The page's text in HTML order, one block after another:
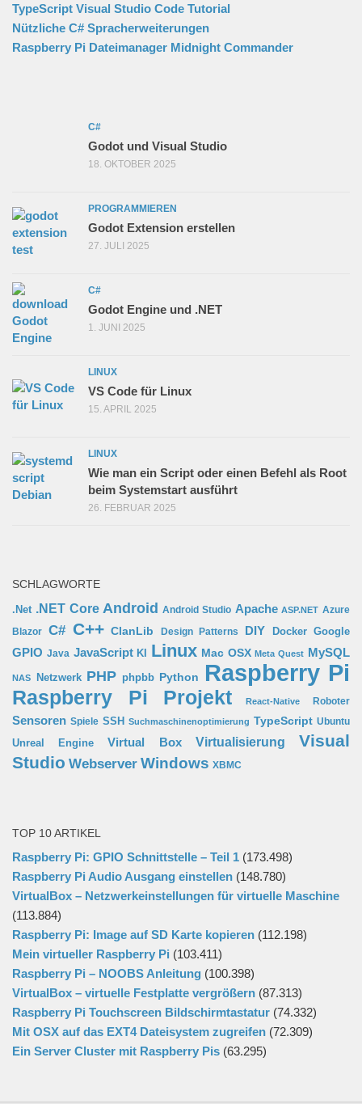
TypeScript Visual Studio Code Tutorial
Nützliche C# Spracherweiterungen
Raspberry Pi Dateimanager Midnight Commander
C#
Godot und Visual Studio
18. OKTOBER 2025
PROGRAMMIEREN
Godot Extension erstellen
27. JULI 2025
C#
Godot Engine und .NET
1. JUNI 2025
LINUX
VS Code für Linux
15. APRIL 2025
LINUX
Wie man ein Script oder einen Befehl als Root
beim Systemstart ausführt
26. FEBRUAR 2025
SCHLAGWORTE
.Net .NET Core Android Android Studio Apache ASP.NET Azure
Blazor C# C++ ClanLib Design Patterns DIY Docker Google
GPIO Java JavaScript KI Linux Mac OSX Meta Quest MySQL
NAS Netzwerk PHP phpbb Python Raspberry Pi
Raspberry Pi Projekt React-Native Roboter
Sensoren Spiele SSH Suchmaschinenoptimierung TypeScript Ubuntu
Unreal Engine
Virtual Box Virtualisierung
Visual
Studio Webserver Windows XBMC
TOP 10 ARTIKEL
Raspberry Pi: GPIO Schnittstelle – Teil 1 (173.498)
Raspberry Pi Audio Ausgang einstellen (148.780)
VirtualBox – Netzwerkeinstellungen für virtuelle Maschine
(113.884)
Raspberry Pi: Image auf SD Karte kopieren (112.198)
Mein virtueller Raspberry Pi (103.411)
Raspberry Pi – NOOBS Anleitung (100.398)
VirtualBox – virtuelle Festplatte vergrößern (87.313)
Raspberry Pi Touchscreen Bildschirmtastatur (74.332)
Mit OSX auf das EXT4 Dateisystem zugreifen (72.309)
Ein Server Cluster mit Raspberry Pis (63.295)